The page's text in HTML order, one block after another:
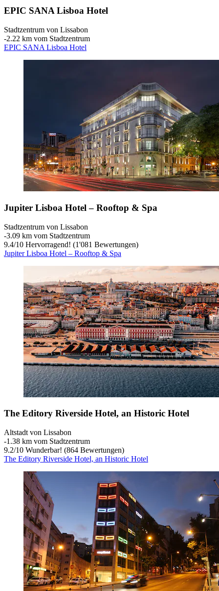
EPIC SANA Lisboa Hotel
Stadtzentrum von Lissabon
‐2.22 km vom Stadtzentrum
EPIC SANA Lisboa Hotel
Jupiter Lisboa Hotel – Rooftop & Spa
Stadtzentrum von Lissabon
‐3.09 km vom Stadtzentrum
9.4/10 Hervorragend! (1'081 Bewertungen)
Jupiter Lisboa Hotel – Rooftop & Spa
The Editory Riverside Hotel, an Historic Hotel
Altstadt von Lissabon
‐1.38 km vom Stadtzentrum
9.2/10 Wunderbar! (864 Bewertungen)
The Editory Riverside Hotel, an Historic Hotel